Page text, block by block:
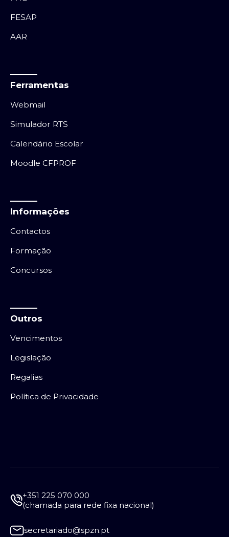
FESAP
AAR
Ferramentas
Webmail
Simulador RTS
Calendário Escolar
Moodle CFPROF
Informações
Contactos
Formação
Concursos
Outros
Vencimentos
Legislação
Regalias
Política de Privacidade
+351 225 070 000
(chamada para rede fixa nacional)
secretariado@spzn.pt